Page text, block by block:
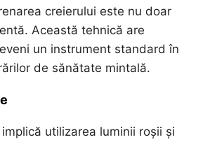
creierului este nu doar
Această tehnică are
un instrument standard în
de sănătate mintală.
utilizarea luminii roșii și